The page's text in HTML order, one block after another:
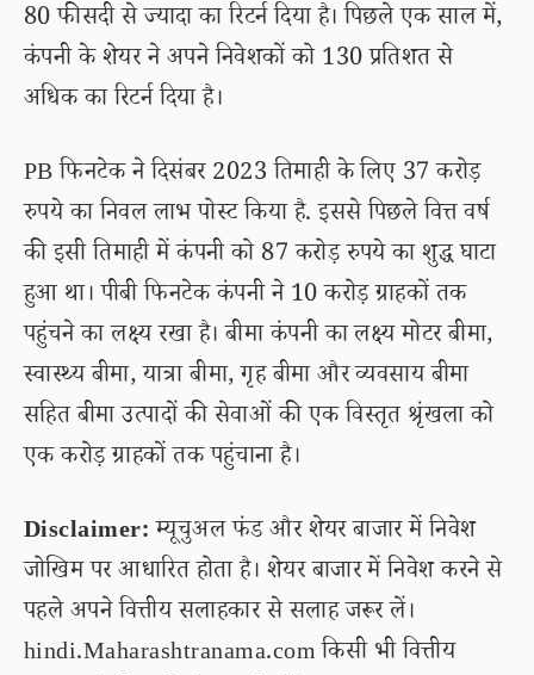
80 फीसदी से ज्यादा का रिटर्न दिया है। पिछले एक साल में,
कंपनी के शेयर ने अपने निवेशकों को 130 प्रतिशत से
अधिक का रिटर्न दिया है।
PB फिनटेक ने दिसंबर 2023 तिमाही के लिए 37 करोड़
रुपये का निवल लाभ पोस्ट किया है. इससे पिछले वित्त वर्ष
की इसी तिमाही में कंपनी को 87 करोड़ रुपये का शुद्ध घाटा
हुआ था। पीबी फिनटेक कंपनी ने 10 करोड़ ग्राहकों तक
पहुंचने का लक्ष्य रखा है। बीमा कंपनी का लक्ष्य मोटर बीमा,
स्वास्थ्य बीमा, यात्रा बीमा, गृह बीमा और व्यवसाय बीमा
सहित बीमा उत्पादों की सेवाओं की एक विस्तृत श्रृंखला को
एक करोड़ ग्राहकों तक पहुंचाना है।
Disclaimer:म्यूचुअल फंड और शेयर बाजार में निवेश
जोखिम पर आधारित होता है। शेयर बाजार में निवेश करने से
पहले अपने वित्तीय सलाहकार से सलाह जरूर लें।
hindi.Maharashtranama.com किसी भी वित्तीय